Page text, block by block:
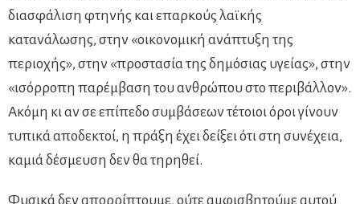
διασφάλιση φτηνής και επαρκούς λαϊκής
κατανάλωσης, στην «οικονομική ανάπτυξη της
περιοχής», στην «προστασία της δημόσιας υγείας», στην
«ισόρροπη παρέμβαση του ανθρώπου στο περιβάλλον».
Ακόμη κι αν σε επίπεδο συμβάσεων τέτοιοι όροι γίνουν
τυπικά αποδεκτοί, η πράξη έχει δείξει ότι στη συνέχεια,
καμιά δέσμευση δεν θα τηρηθεί.
Φυσικά δεν απορρίπτουμε, ούτε αμφισβητούμε αυτού